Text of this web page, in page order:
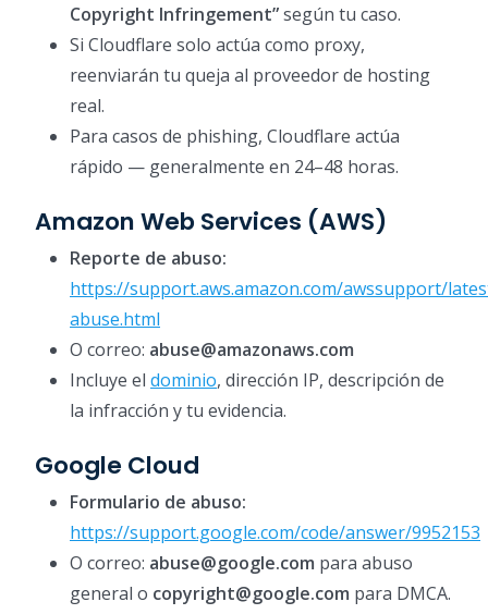
Copyright Infringement”según tu caso.
Si Cloudflare solo actúa como proxy,
reenviarán tu queja al proveedor de hosting
real.
Para casos de phishing, Cloudflare actúa
rápido — generalmente en 24–48 horas.
Amazon Web Services (AWS)
Reporte de abuso:
https://support.aws.amazon.com/awssupport/
abuse.html
O correo: abuse@amazonaws.com
Incluye el dominio, dirección IP, descripción de
la infracción y tu evidencia.
Google Cloud
Formulario de abuso:
https://support.google.com/code/answer/9952153
O correo: abuse@google.com para abuso
general o copyright@google.com para DMCA.